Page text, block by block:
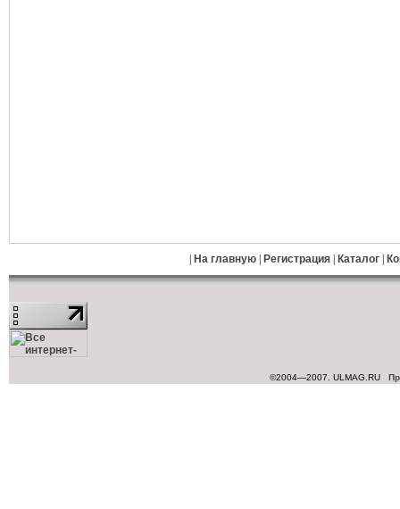
На главную| Регистрация| Каталог|
©2004—2007. ULMAG.RU